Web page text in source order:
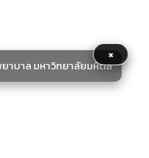
×
าบาล มหาวิทยาลัยมหิดล